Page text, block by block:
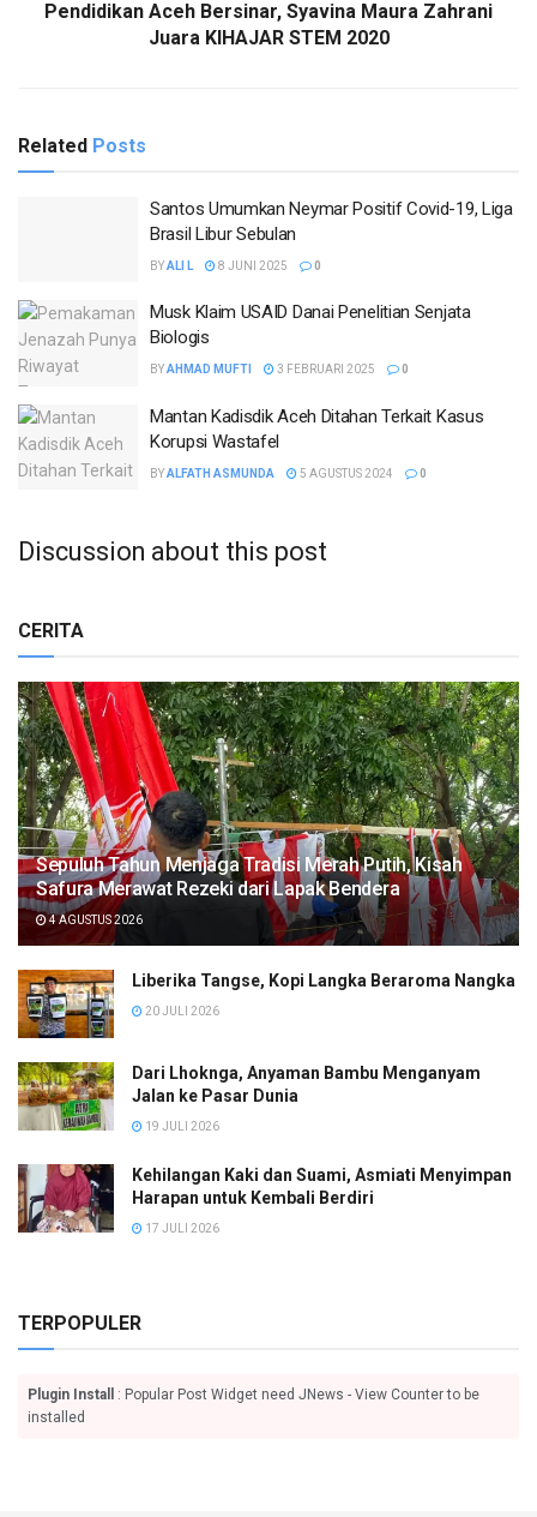
Pendidikan Aceh Bersinar, Syavina Maura Zahrani
Juara KIHAJAR STEM 2020
Related Posts
Santos Umumkan Neymar Positif Covid-19, Liga
Brasil Libur Sebulan
BYALI L 8 JUNI 2025 0
Musk Klaim USAID Danai Penelitian Senjata
Biologis
BYAHMAD MUFTI 3 FEBRUARI 2025 0
Mantan Kadisdik Aceh Ditahan Terkait Kasus
Korupsi Wastafel
BYALFATH ASMUNDA 5 AGUSTUS 2024 0
Discussion about this post
CERITA
Sepuluh Tahun Menjaga Tradisi Merah Putih, Kisah
Safura Merawat Rezeki dari Lapak Bendera
4 AGUSTUS 2026
Liberika Tangse, Kopi Langka Beraroma Nangka
20 JULI 2026
Dari Lhoknga, Anyaman Bambu Menganyam
Jalan ke Pasar Dunia
19 JULI 2026
Kehilangan Kaki dan Suami, Asmiati Menyimpan
Harapan untuk Kembali Berdiri
17 JULI 2026
TERPOPULER
Plugin Install
: Popular Post Widget need JNews - View Counter to be
installed